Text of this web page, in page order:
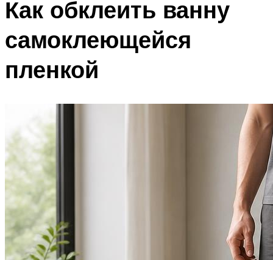
Как обклеить ванну
самоклеющейся
пленкой